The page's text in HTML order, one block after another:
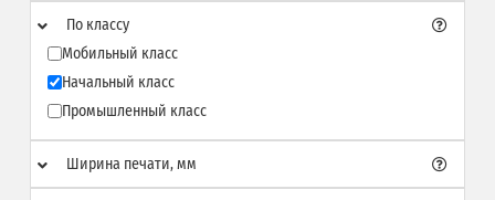
По классу
Мобильный класс
Начальный класс
Промышленный класс
Ширина печати, мм